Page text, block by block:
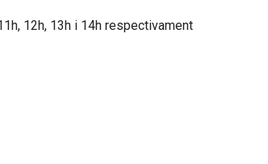
12h, 13h i 14h respectivament